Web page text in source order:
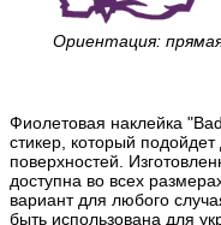
Ориентация:
Фиолетовая наклейка
стикер, который
поверхностей.
доступна во всех
вариант для любого
быть использована для